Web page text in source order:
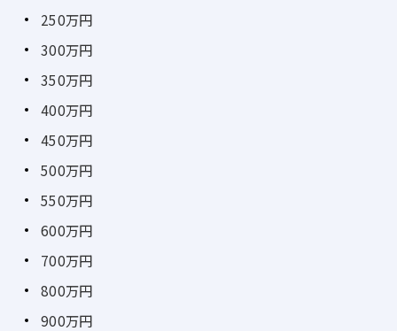
250万円
300万円
350万円
400万円
450万円
500万円
550万円
600万円
700万円
800万円
900万円